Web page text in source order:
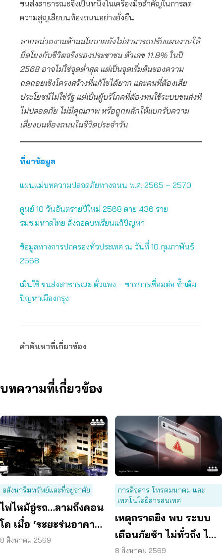
ขนส่งสาธารณะจึงเป็นหนึ่งในเครื่องมือสำคัญในการลด
ความสูญเสียบนท้องถนนอย่างยั่งยืน
หากหน่วยงานด้านนโยบายยังไม่สามารถปรับแผนงานให้
ยึดโยงกับชีวิตจริงของประชาชน ตัวเลข 11.8% ในปี
2568 อาจไม่ใช่จุดต่ำสุด แต่เป็นจุดเริ่มต้นของความ
ถดถอยเชิงโครงสร้างที่แก้ไขได้ยาก และคนที่ต้องเสีย
ประโยชน์ไม่ใช่รัฐ แต่เป็นผู้บริโภคที่ต้องทนใช้ระบบขนส่งที่
ไม่ปลอดภัย ไม่มีคุณภาพ หรือถูกผลักให้แบกรับความ
เสี่ยงบนท้องถนนในชีวิตประจำวัน
ที่มาข้อมูล
แผนแม่บทความปลอดภัยทางถนน พ.ศ. 2565 – 2570
ศูนย์ 10 วันอันตรายปีใหม่ 2568 ตาย 436 ราย
รมช.มหาดไทย สั่งถอดบทเรียนแก้ปัญหา
ข้อมูลทางการปกครองทั่วประเทศ ณ วันที่ 10 กุมภาพันธ์
2568
เมินใช้ ขนส่งสาธารณะ ตั๋วแพง – ขาดการเชื่อมต่อ ซ้ำเติม
ปัญหาเมืองกรุง
คำค้นหาที่เกี่ยวข้อง
บทความที่เกี่ยวข้อง
อสังหาริมทรัพย์และที่อยู่อาศัย
ไฟไหม้อู่รถ…ลามถึงคอน
โด เมื่อ ‘ระยะร่นอาคาร’
ถูกละเลย ผู้บริโภคจึงต้อง
8 สิงหาคม 2569
การสื่อสาร โทรคมนาคม และ
เทคโนโลยีสารสนเทศ
เหตุกราดยิง พบ ระบบ
เตือนภัยช้า ไม่ทั่วถึง ไม่
ชัดเจน
8 สิงหาคม 2569